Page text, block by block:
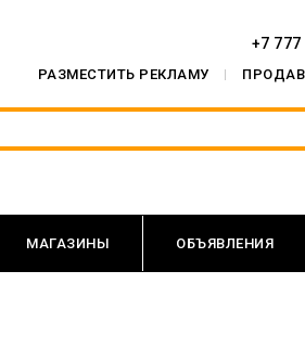
+7
РАЗМЕСТИТЬ РЕКЛАМУ
МАГАЗИНЫ ОБЪЯВЛЕНИЯ